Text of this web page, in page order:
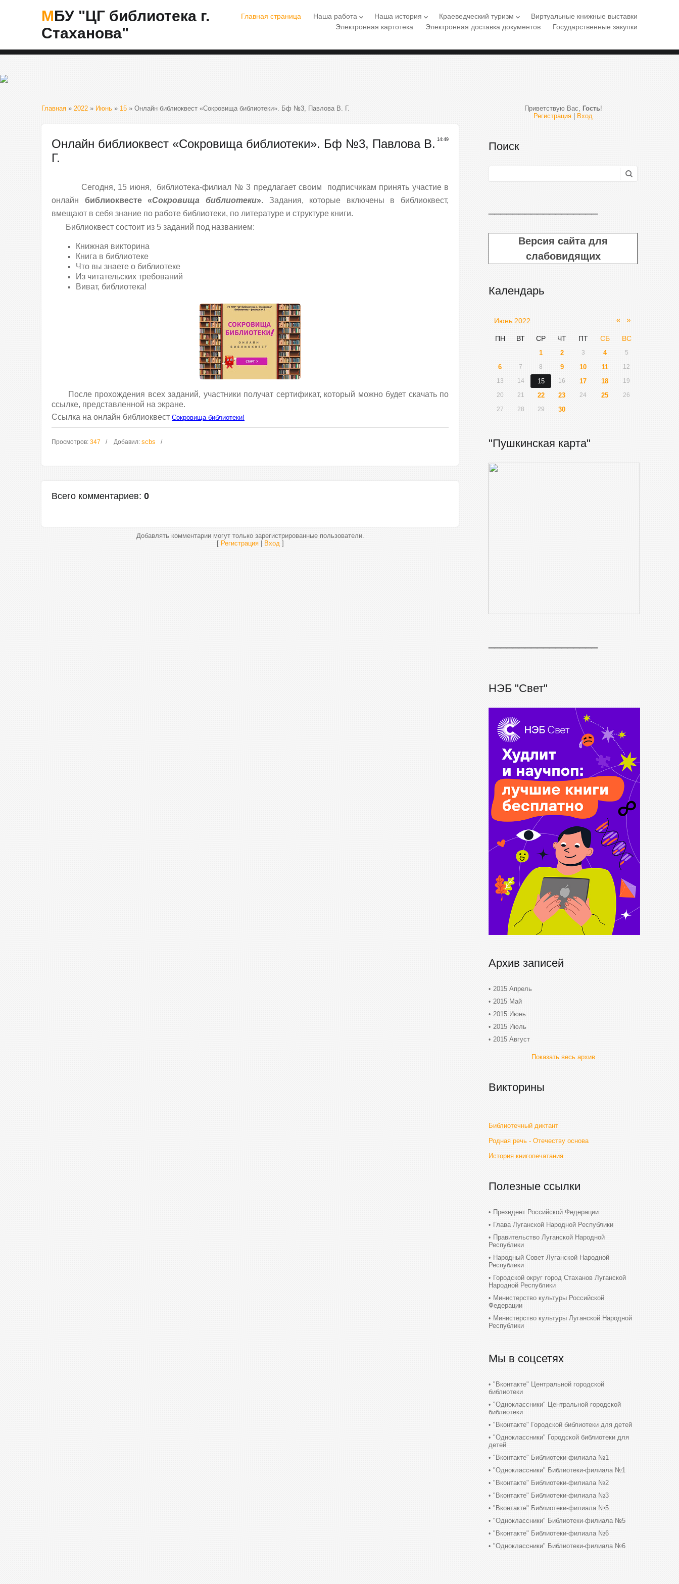
МБУ "ЦГ библиотека г.
Стаханова"
Главная страница Наша работа keyboard_arrow_down Наша история keyboard_arrow_down Краеведческий туризм keyboard_arrow_down
Виртуальные книжные выставки
Электронная картотека
Электронная доставка документов Государственные закупки
Главная » 2022 » Июнь » 15 » Онлайн библиоквест «Сокровища библиотеки». Бф №3, Павлова В. Г.
14:49
Онлайн библиоквест «Сокровища библиотеки». Бф №3, Павлова В.
Г.
Сегодня, 15 июня, библиотека-филиал № 3 предлагает своим подписчикам принять участие в
онлайн библиоквесте «Сокровища библиотеки».Задания, которые включены в библиоквест,
вмещают в себя знание по работе библиотеки, по литературе и структуре книги.
Библиоквест состоит из 5 заданий под названием:
Книжная викторина
Книга в библиотеке
Что вы знаете о библиотеке
Из читательских требований
Виват, библиотека!
После прохождения всех заданий, участники получат сертификат, который можно будет скачать по
ссылке, представленной на экране.
Ссылка на онлайн библиоквест Сокровища библиотеки!
Просмотров: 347 Добавил: scbs
Всего комментариев: 0
Добавлять комментарии могут только зарегистрированные пользователи.
[ Регистрация| Вход]
Приветствую Вас, Гость!
Регистрация
Вход
Поиск
Версия сайта для
слабовидящих
Календарь
«
Июнь 2022 »
ПН ВТ СР ЧТ ПТ СБ ВС
1 2 3 4 5
6 7 8 9 10 11
12
13
14 15 16 17 18
19
20
21 22 23 24 25
26
27
28 29 30
"Пушкинская карта"
НЭБ "Свет"
Архив записей
2015 Апрель
2015 Май
2015 Июнь
2015 Июль
2015 Август
Показать весь архив
Викторины
Библиотечный диктант
Родная речь - Отечеству основа
История книгопечатания
Полезные ссылки
Президент Российской Федерации
Глава Луганской Народной Республики
Правительство Луганской Народной
Республики
Народный Совет Луганской Народной
Республики
Городской округ город Стаханов Луганской
Народной Республики
Министерство культуры Российской
Федерации
Министерство культуры Луганской Народной
Республики
Мы в соцсетях
"Вконтакте" Центральной городской
библиотеки
"Одноклассники" Центральной городской
библиотеки
"Вконтакте" Городской библиотеки для детей
"Одноклассники" Городской библиотеки для
детей
"Вконтакте" Библиотеки-филиала №1
"Одноклассники" Библиотеки-филиала №1
"Вконтакте" Библиотеки-филиала №2
"Вконтакте" Библиотеки-филиала №3
"Вконтакте" Библиотеки-филиала №5
"Одноклассники" Библиотеки-филиала №5
"Вконтакте" Библиотеки-филиала №6
"Одноклассники" Библиотеки-филиала №6